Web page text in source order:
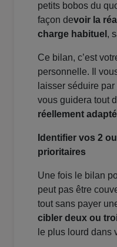
petits bobos du
façon devoir la
charge habituel ,
Ce bilan, c’est
personnelle. Il
laisser séduire
vous guidera tout
réellement
Identifier vos 2
prioritaires
Une fois le bilan
peut pas être
tout sans payer
cibler deux ou
le plus lourd dans